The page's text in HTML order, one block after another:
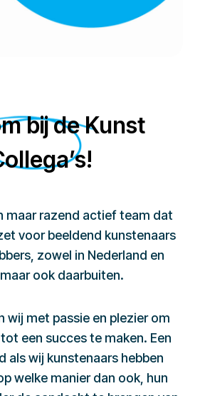
bij de Kunst
maar razend actief team dat
voor beeldend kunstenaars
zowel in Nederland en
ook daarbuiten.
wij met passie en plezier om
een succes te maken. Een
als wij kunstenaars hebben
welke manier dan ook, hun